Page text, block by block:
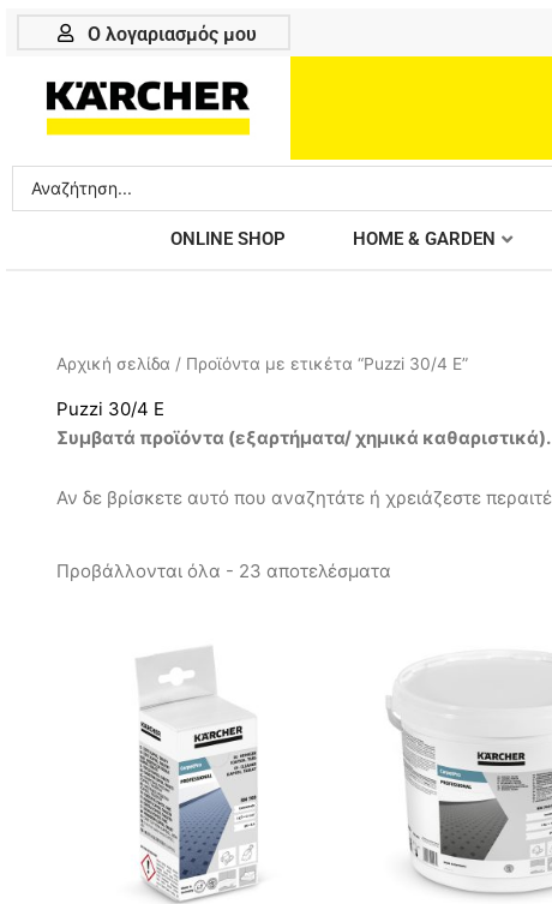
Μετάβαση
Ο λογαριασμός μου
Search
...
ONLINE SHOP HOME & GARDEN
Αρχική σελίδα / Προϊόντα με ετικέτα “Puzzi 30/4 E”
Puzzi 30/4 E
Συμβατά προϊόντα (εξαρτήματα/ χημικά καθαριστικά).
Αν δε βρίσκετε αυτό που αναζητάτε ή χρειάζεστε
Προβάλλονται όλα - 23 αποτελέσματα